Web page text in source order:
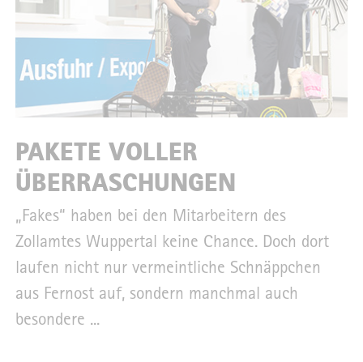
PAKETE VOLLER
ÜBERRASCHUNGEN
„Fakes“ haben bei den Mitarbeitern des
Zollamtes Wuppertal keine Chance. Doch dort
laufen nicht nur vermeintliche Schnäppchen
aus Fernost auf, sondern manchmal auch
besondere ...